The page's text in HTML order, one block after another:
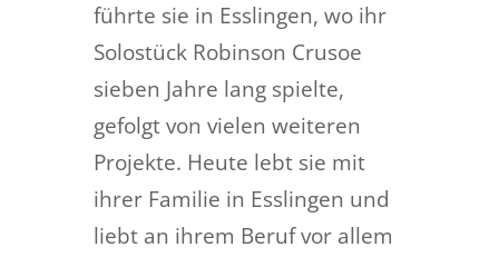
führte sie in Esslingen, wo ihr
Solostück Robinson Crusoe
sieben Jahre lang spielte,
gefolgt von vielen weiteren
Projekte. Heute lebt sie mit
ihrer Familie in Esslingen und
liebt an ihrem Beruf vor allem